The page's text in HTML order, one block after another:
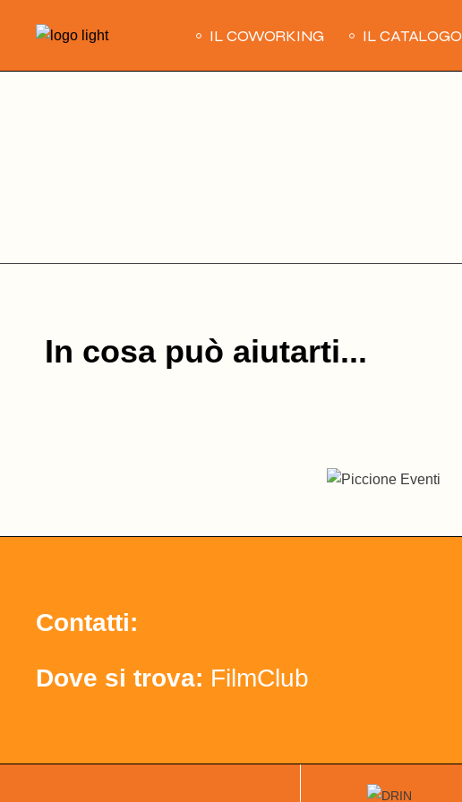
IL COWORKING IL CATALOGO
In cosa può aiutarti...
Contatti:
Dove si trova: FilmClub